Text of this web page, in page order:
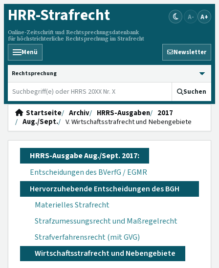
HRR-Strafrecht
Online-Zeitschrift und Rechtsprechungsdatenbank
für höchstrichterliche Rechtsprechung im Strafrecht
A- A+
Menü Newsletter
HRRS durchsuchen
Suchen
Startseite Archiv HRRS-Ausgaben
2017
Aug./Sept.
V. Wirtschaftsstrafrecht und Nebengebiete
HRRS-Ausgabe Aug./Sept. 2017:
Entscheidungen des BVerfG / EGMR
Hervorzuhebende Entscheidungen des BGH
Materielles Strafrecht
Strafzumessungsrecht und Maßregelrecht
Strafverfahrensrecht (mit GVG)
Wirtschaftsstrafrecht und Nebengebiete